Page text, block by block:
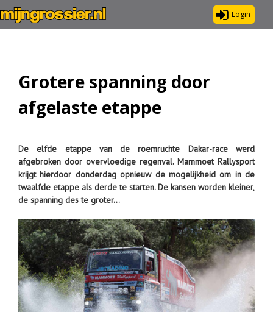
Login
Grotere spanning door
afgelaste etappe
De elfde etappe van de roemruchte Dakar-race werd
afgebroken door overvloedige regenval. Mammoet Rallysport
krijgt hierdoor donderdag opnieuw de mogelijkheid om in de
twaalfde etappe als derde te starten. De kansen worden kleiner,
de spanning des te groter…